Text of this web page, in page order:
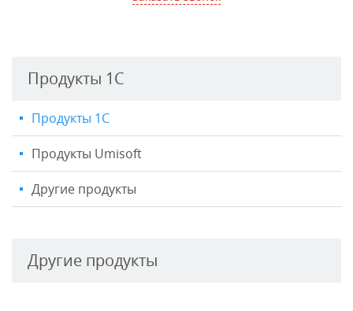
Продукты 1С
Продукты 1С
Продукты Umisoft
Другие продукты
Другие продукты